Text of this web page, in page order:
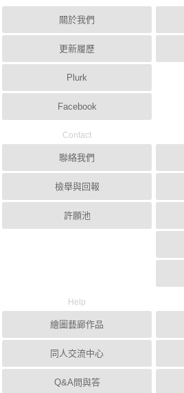
關於我們
更新履歷
Plurk
Facebook
Contact
聯絡我們
檢舉與回報
許願池
Help
繪圖藝廊作品
同人交流中心
Q&A問與答